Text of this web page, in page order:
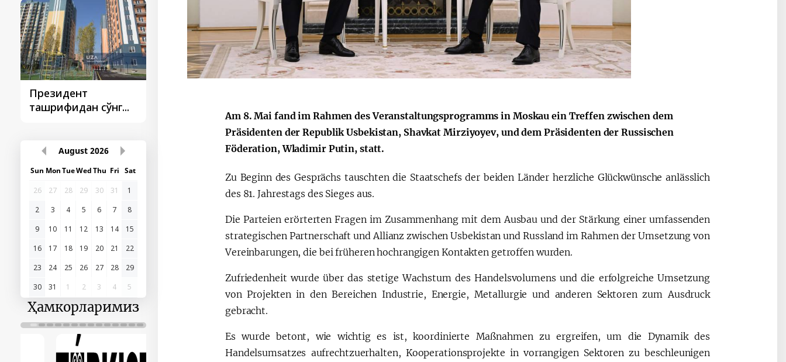
Президент
ташрифидан сўнг...
раислигида
ўтказилган
August 2026
Sun MonTueWedThu Fri Sat
26
27 28 29 30 31
1
2
3 4 5 6 7
8
9
10 11 12 13 14
15
16
17 18 19 20 21
22
23
24 25 26 27 28
29
30
31 1 2 3 4 5
Ҳамкорларимиз
Am 8. Mai fand im Rahmen des Veranstaltungsprogramms in Moskau ein Treffen zwischen dem
Präsidenten der Republik Usbekistan, Shavkat Mirziyoyev, und dem Präsidenten der Russischen
Föderation, Wladimir Putin, statt.
Zu Beginn des Gesprächs tauschten die Staatschefs der beiden Länder herzliche Glückwünsche anlässlich
des 81. Jahrestags des Sieges aus.
Die Parteien erörterten Fragen im Zusammenhang mit dem Ausbau und der Stärkung einer umfassenden
strategischen Partnerschaft und Allianz zwischen Usbekistan und Russland im Rahmen der Umsetzung von
Vereinbarungen, die bei früheren hochrangigen Kontakten getroffen wurden.
Zufriedenheit wurde über das stetige Wachstum des Handelsvolumens und die erfolgreiche Umsetzung
von Projekten in den Bereichen Industrie, Energie, Metallurgie und anderen Sektoren zum Ausdruck
gebracht.
Es wurde betont, wie wichtig es ist, koordinierte Maßnahmen zu ergreifen, um die Dynamik des
Handelsumsatzes aufrechtzuerhalten, Kooperationsprojekte in vorrangigen Sektoren zu beschleunigen